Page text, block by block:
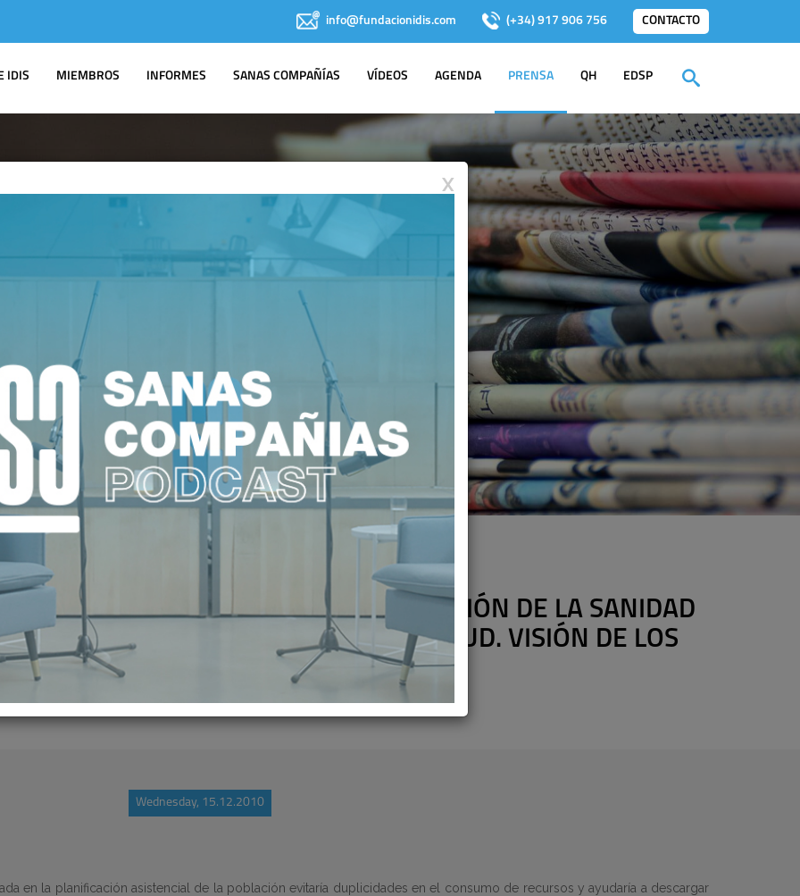
info@fundacionidis.com (+34) 917 906 756 CONTACTO
IDIS MIEMBROS INFORMES SANAS COMPAÑÍAS VÍDEOS AGENDA PRENSA QH EDSP
NOTAS DE PRENSA
HESPERIA DE MADRID: APORTACIÓN DE LA SANIDAD
DEL SISTEMA NACIONAL DE SALUD. VISIÓN DE LOS
Wednesday, 15.12.2010
en la planificación asistencial de la población evitaría duplicidades en el consumo de recursos y ayudaría a descargar
X